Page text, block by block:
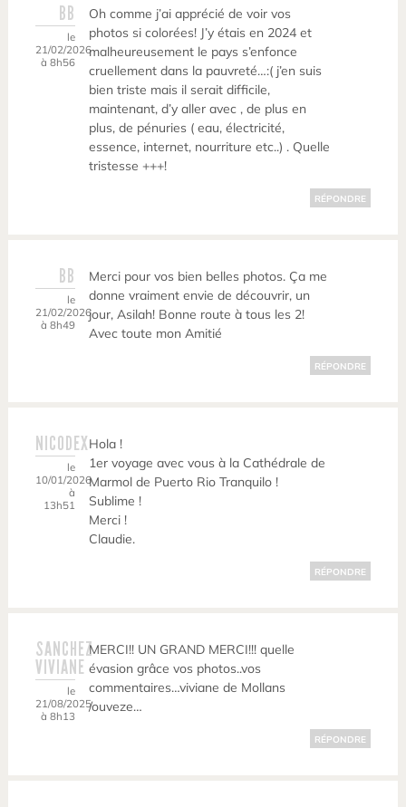
BB
le
21/02/2026
à 8h56
Oh comme j’ai apprécié de voir vos
photos si colorées! J’y étais en 2024 et
malheureusement le pays s’enfonce
cruellement dans la pauvreté…:( j’en suis
bien triste mais il serait difficile,
maintenant, d’y aller avec , de plus en
plus, de pénuries ( eau, électricité,
essence, internet, nourriture etc..) . Quelle
tristesse +++!
RÉPONDRE
BB
le
21/02/2026
à 8h49
Merci pour vos bien belles photos. Ça me
donne vraiment envie de découvrir, un
jour, Asilah! Bonne route à tous les 2!
Avec toute mon Amitié
RÉPONDRE
NICODEX
le
10/01/2026
à
13h51
Hola !
1er voyage avec vous à la Cathédrale de
Marmol de Puerto Rio Tranquilo !
Sublime !
Merci !
Claudie.
RÉPONDRE
SANCHEZ
VIVIANE
le
21/08/2025
à 8h13
MERCI!! UN GRAND MERCI!!! quelle
évasion grâce vos photos..vos
commentaires…viviane de Mollans
/ouveze…
RÉPONDRE